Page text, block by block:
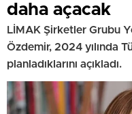
daha açacak
LİMAK Şirketler Grubu
Özdemir, 2024 yılında
planladıklarını açıkladı.